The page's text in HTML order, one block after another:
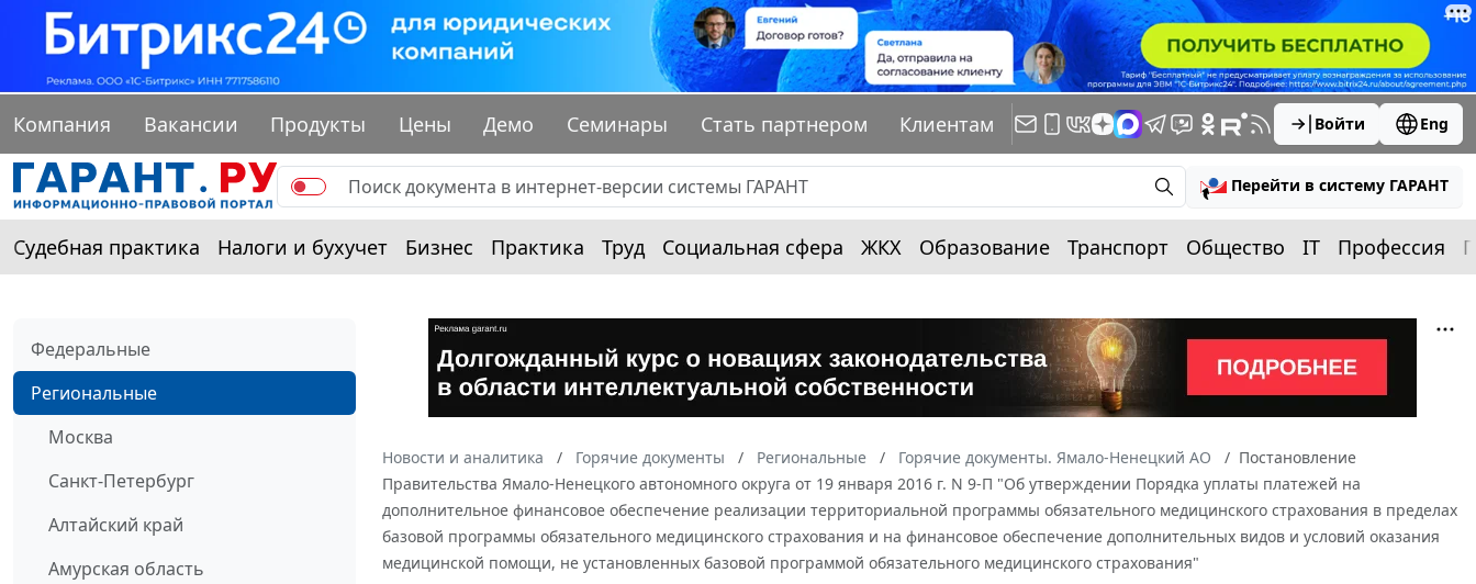
Компания Вакансии Продукты Цены Демо Семинары Стать партнером Клиентам Войти Eng
Перейти в систему ГАРАНТ
Судебная практика Налоги и бухучет Бизнес Практика Труд Социальная сфера ЖКХ Образование Транспорт Общество IT Профессия
Федеральные
Региональные
Москва
Санкт-Петербург
Алтайский край
Амурская область
Новости и аналитика Горячие документы Региональные Горячие документы. Ямало-Ненецкий АО
Постановление
Правительства Ямало-Ненецкого автономного округа от 19 января 2016 г. N 9-П "Об утверждении Порядка уплаты платежей на
дополнительное финансовое обеспечение реализации территориальной программы обязательного медицинского страхования в пределах
базовой программы обязательного медицинского страхования и на финансовое обеспечение дополнительных видов и условий оказания
медицинской помощи, не установленных базовой программой обязательного медицинского страхования"